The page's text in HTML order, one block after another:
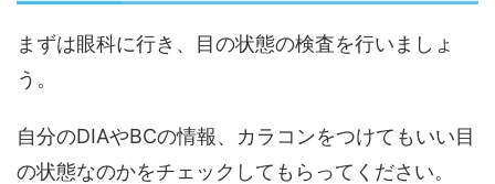
まずは眼科に行き、目の状態の検査を行いましょ
う。
自分のDIAやBCの情報、カラコンをつけてもいい目
の状態なのかをチェックしてもらってください。